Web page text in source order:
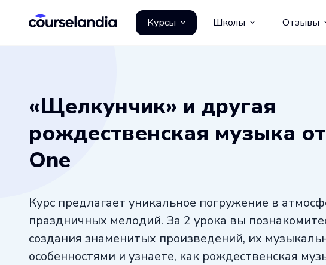
Курсы Школы Отзывы
«Щелкунчик» и другая
рождественская музыка
One
Курс предлагает уникальное погружение в
праздничных мелодий. За 2 урока вы
создания знаменитых произведений, их
особенностями и узнаете, как рождественская